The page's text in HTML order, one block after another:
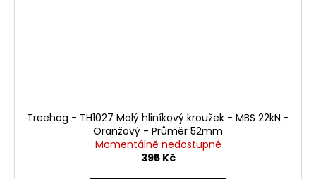
Treehog - TH1027 Malý hliníkový kroužek - MBS 22kN -
Oranžový - Průměr 52mm
Momentálně nedostupné
395 Kč